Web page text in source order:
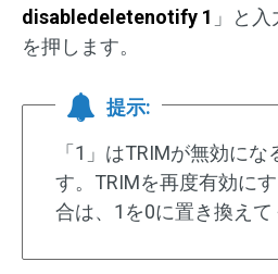
disabledeletenotify 1 」と入
を押します。
提示:
「1」はTRIMが無効に
す。TRIMを再度有効に
合は、1を0に置き換えて